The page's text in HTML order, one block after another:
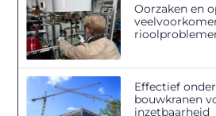
Oorzaken en
Effectief
bouwkranen
inzetbaarheid